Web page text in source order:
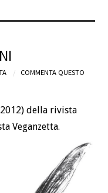
COMMENTA QUESTO
della rivista
Veganzetta.